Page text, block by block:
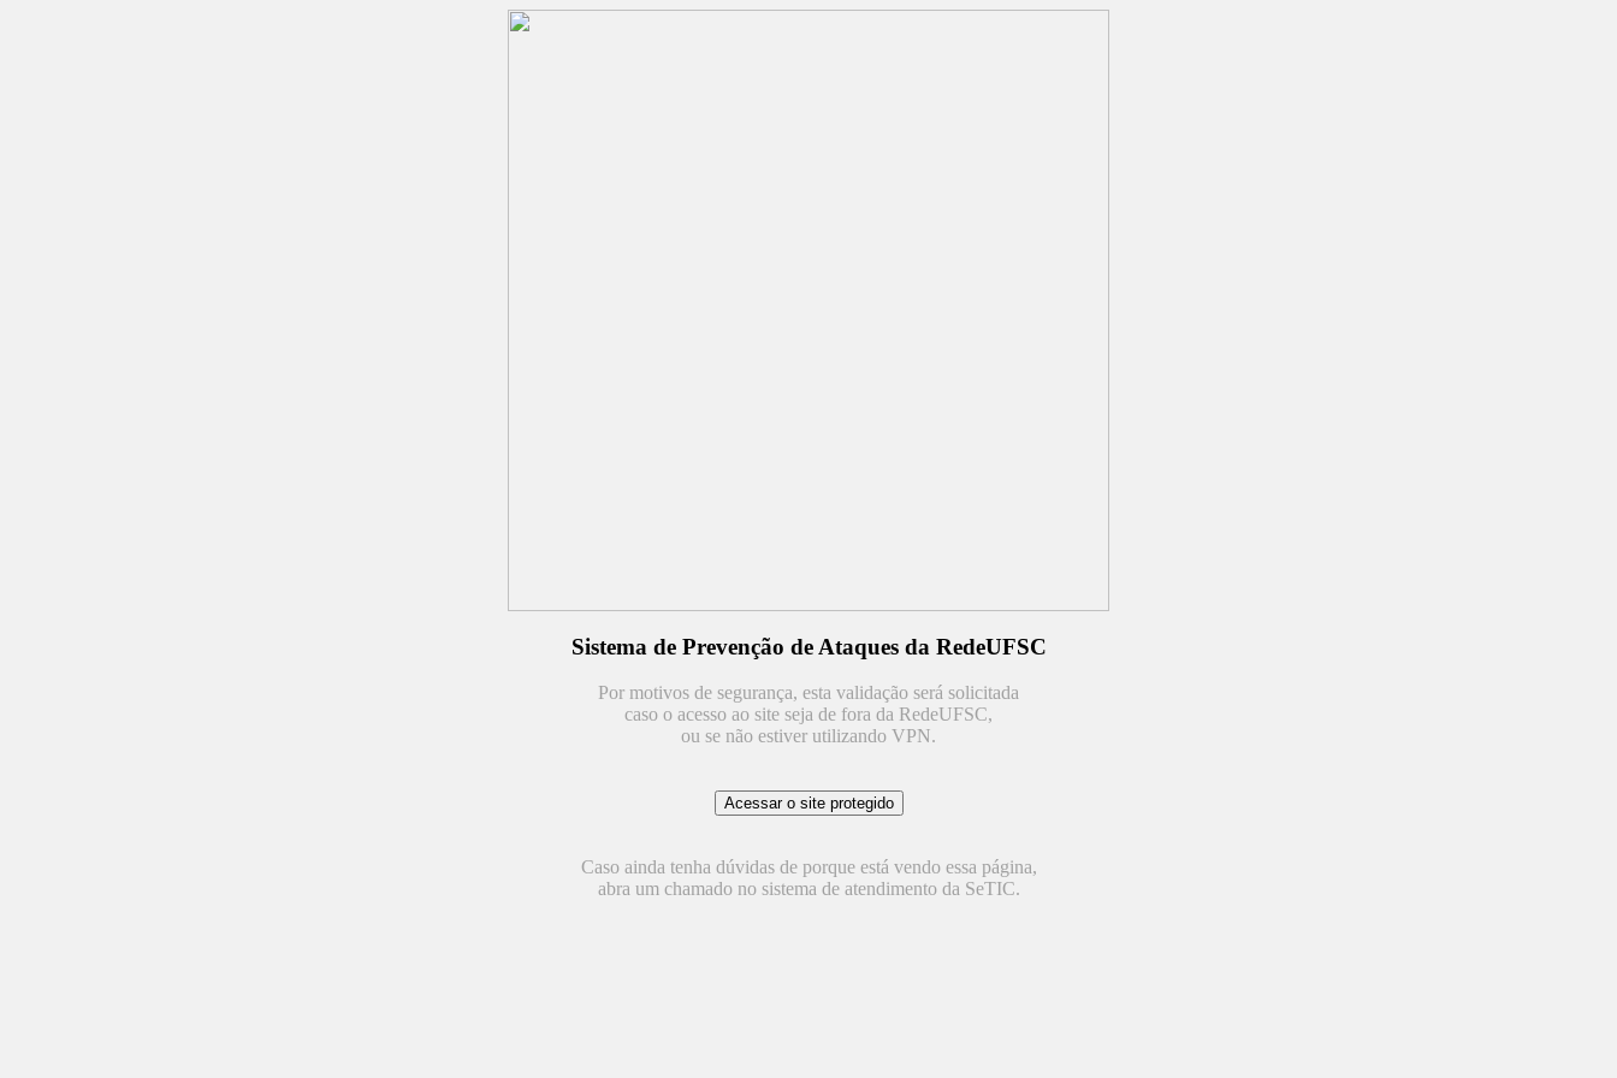
Sistema de Prevenção de Ataques da RedeUFSC
Por motivos de segurança, esta validação será solicitada
caso o acesso ao site seja de fora da RedeUFSC,
ou se não estiver utilizando VPN.
Caso ainda tenha dúvidas de porque está vendo essa página,
abra um chamado no sistema de atendimento da SeTIC.